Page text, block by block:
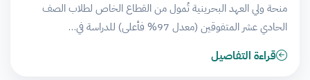
منحة ولي العهد البحرينية تُمول من القطاع الخاص لطلاب الصف
الحادي عشر المتفوقين (معدل 97% فأعلى) للدراسة في…
قراءة التفاصيل